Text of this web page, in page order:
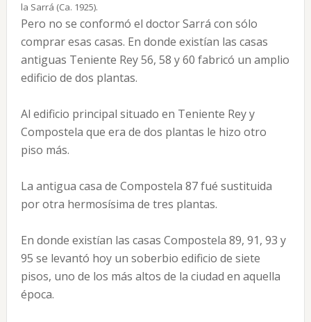
la Sarrá (Ca. 1925).
Pero no se conformó el doctor Sarrá con sólo
comprar esas casas. En donde existían las casas
antiguas Teniente Rey 56, 58 y 60 fabricó un amplio
edificio de dos plantas.
Al edificio principal situado en Teniente Rey y
Compostela que era de dos plantas le hizo otro
piso más.
La antigua casa de Compostela 87 fué sustituida
por otra hermosísima de tres plantas.
En donde existían las casas Compostela 89, 91, 93 y
95 se levantó hoy un soberbio edificio de siete
pisos, uno de los más altos de la ciudad en aquella
época.